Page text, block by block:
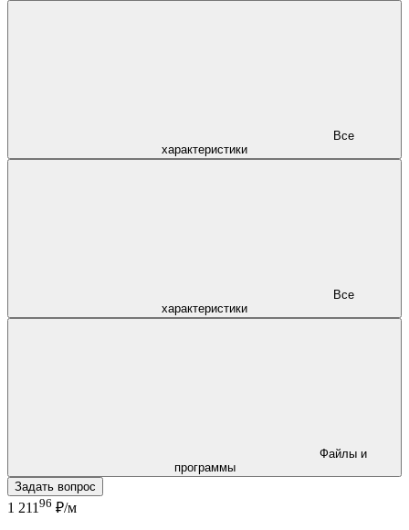
характеристики
характеристики
программы
Задать вопрос
1 211 96 ₽/м